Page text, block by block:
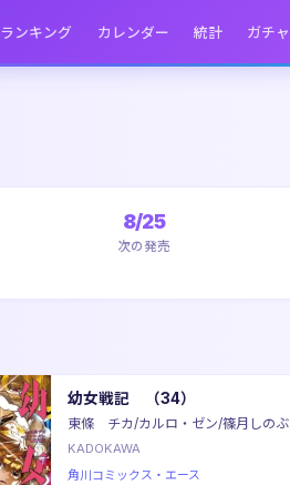
ランキング カレンダー 統計 ガチャ
8/25
次の発売
幼女戦記 （34）
東條 チカ/カルロ・ゼン/篠月しのぶ
KADOKAWA
角川コミックス・エース